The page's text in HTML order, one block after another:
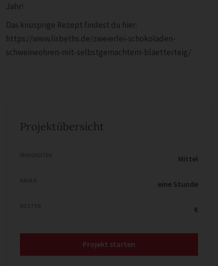
Jahr!
Das knusprige Rezept findest du hier:
https://www.lisbeths.de/zweierlei-schokoladen-
schweineohren-mit-selbstgemachtem-blaetterteig/
Projektübersicht
Mittel
eine Stunde
€
Projekt starten